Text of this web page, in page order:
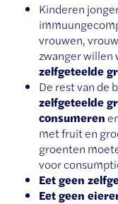
Kinderen
vrouwen,
zwanger willen
zelfgeteelde
De rest van de
zelfgeteelde
consumeren
met fruit en
groenten
voor
Eet geen
Eet geen